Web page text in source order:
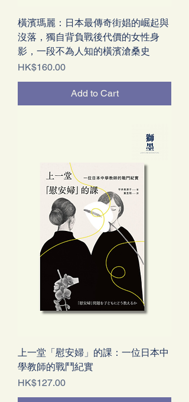
橫濱瑪麗：日本最傳奇街娼的崛起與
沒落，獨自背負戰後代價的女性身
影，一段不為人知的橫濱滄桑史
Price
HK$160.00
Add to Cart
上一堂「慰安婦」的課：一位日本中
學教師的戰鬥紀實
Price
HK$127.00